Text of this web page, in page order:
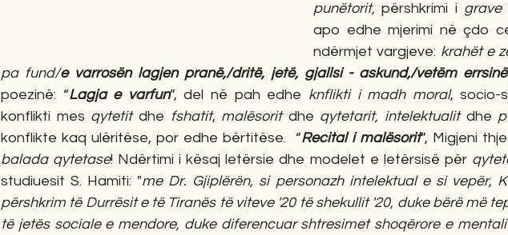
punëtorit, përshkrimi i grave
apo edhe mjerimi në çdo
ndërmjet vargjeve: krahët e
pa fund/e varrosën lagjen pranë,/dritë, jetë, gjallsi - askund,/vetëm
poezinë: “Lagja e varfun”, del në pah edhe knflikti i madh moral, socio-
konflikti mes qytetit dhe fshatit, malësorit dhe qytetarit, intelektualit dhe
konflikte kaq ulëritëse, por edhe bërtitëse.  “Recital i malësorit
balada qytetase! Ndërtimi i kësaj letërsie dhe modelet e letërsisë për
studiuesit S. Hamiti: "me Dr. Gjiplërën, si personazh intelektual e si vepër,
përshkrim të Durrësit e të Tiranës të viteve '20 të shekullit '20, duke bërë më
të jetës sociale e mendore, duke diferencuar shtresimet shoqërore e